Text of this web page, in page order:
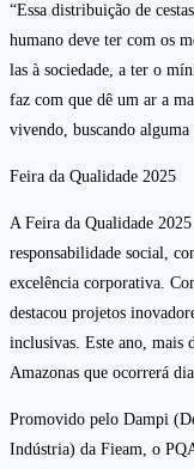
“Essa distribuição de
humano deve ter com os
las à sociedade, a ter o
faz com que dê um ar a
vivendo, buscando
Feira da Qualidade 2025
A Feira da Qualidade
responsabilidade social,
excelência corporativa.
destacou projetos
inclusivas. Este ano, mais
Amazonas que ocorrerá
Promovido pelo Dampi
Indústria) da Fieam, o